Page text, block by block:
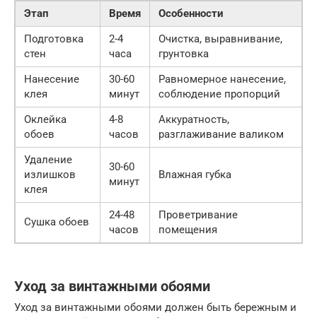
Этап Время
Особенности
Подготовка
стен
2-4
часа
Очистка, выравнивание,
грунтовка
Нанесение
клея
30-60
минут
Равномерное нанесение,
соблюдение пропорций
Оклейка
обоев
4-8
часов
Аккуратность,
разглаживание валиком
Удаление
излишков
клея
30-60
минут
Влажная губка
Сушка обоев
24-48
часов
Проветривание
помещения
Уход за винтажными обоями
Уход за винтажными обоями должен быть бережным и